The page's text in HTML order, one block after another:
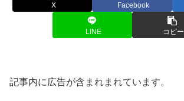
X Facebook
LINE コピー
記事内に広告が含まれまれています。